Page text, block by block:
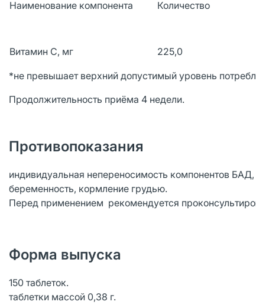
Наименование компонента Количество
Витамин С, мг 225,0
*не превышает верхний допустимый уровень
Продолжительность приёма 4 недели.
Противопоказания
индивидуальная непереносимость компонентов БАД,
беременность, кормление грудью.
Перед применением рекомендуется
Форма выпуска
150 таблеток.
таблетки массой 0,38 г.